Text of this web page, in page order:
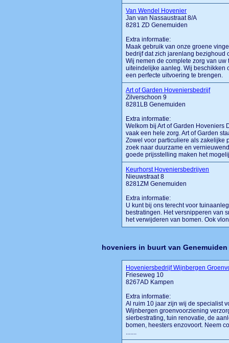
Van Wendel Hovenier
Jan van Nassaustraat 8/A
8281 ZD Genemuiden
Extra informatie:
Maak gebruik van onze groene
bedrijf dat zich jarenlang bezighoud
Wij nemen de complete zorg van
uiteindelijke aanleg. Wij beschikken
een perfecte uitvoering te brengen.
Art of Garden Hoveniersbedrijf
Zilverschoon 9
8281LB Genemuiden
Extra informatie:
Welkom bij Art of Garden Hoveniers
vaak een hele zorg. Art of Garden
Zowel voor particuliere als zakelijke
zoek naar duurzame en
goede prijsstelling maken het
Keurhorst Hoveniersbedrijven
Nieuwstraat 8
8281ZM Genemuiden
Extra informatie:
U kunt bij ons terecht voor
bestratingen. Het versnipperen van
het verwijderen van bomen. Ook
hoveniers in buurt van Genemuiden
Hoveniersbedrijf Wijnbergen
Frieseweg 10
8267AD Kampen
Extra informatie:
Al ruim 10 jaar zijn wij de specialist
Wijnbergen groenvoorziening
sierbestrating, tuin renovatie, de
bomen, heesters enzovoort. Neem
.......